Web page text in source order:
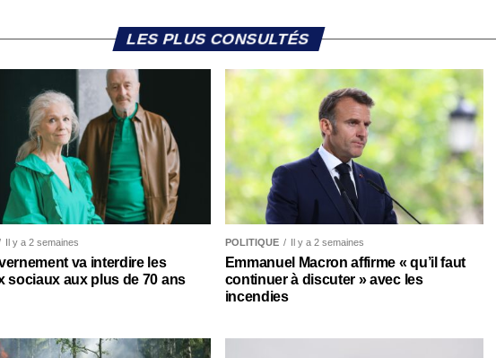
LES PLUS CONSULTÉS
Il y a 2 semaines
va interdire les
sociaux aux plus de 70 ans
POLITIQUE Il y a 2 semaines
Emmanuel Macron affirme « qu’il faut
continuer à discuter » avec les
incendies